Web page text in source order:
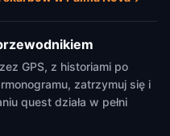
GPS, z historiami po
zatrzymuj się i
quest działa w pełni